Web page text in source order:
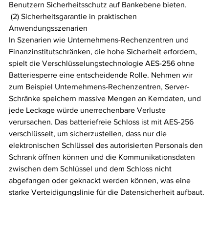
Benutzern Sicherheitsschutz auf Bankebene bieten.
Anwendungsszenarien
In Szenarien wie Unternehmens-Rechenzentren und
Finanzinstitutschränken, die hohe Sicherheit erfordern,
spielt die Verschlüsselungstechnologie AES-256 ohne
Batteriesperre eine entscheidende Rolle. Nehmen wir
zum Beispiel Unternehmens-Rechenzentren, Server-
Schränke speichern massive Mengen an Kerndaten, und
jede Leckage würde unerrechenbare Verluste
verursachen. Das batteriefreie Schloss ist mit AES-256
verschlüsselt, um sicherzustellen, dass nur die
elektronischen Schlüssel des autorisierten Personals den
Schrank öffnen können und die Kommunikationsdaten
zwischen dem Schlüssel und dem Schloss nicht
abgefangen oder geknackt werden können, was eine
starke Verteidigungslinie für die Datensicherheit aufbaut.